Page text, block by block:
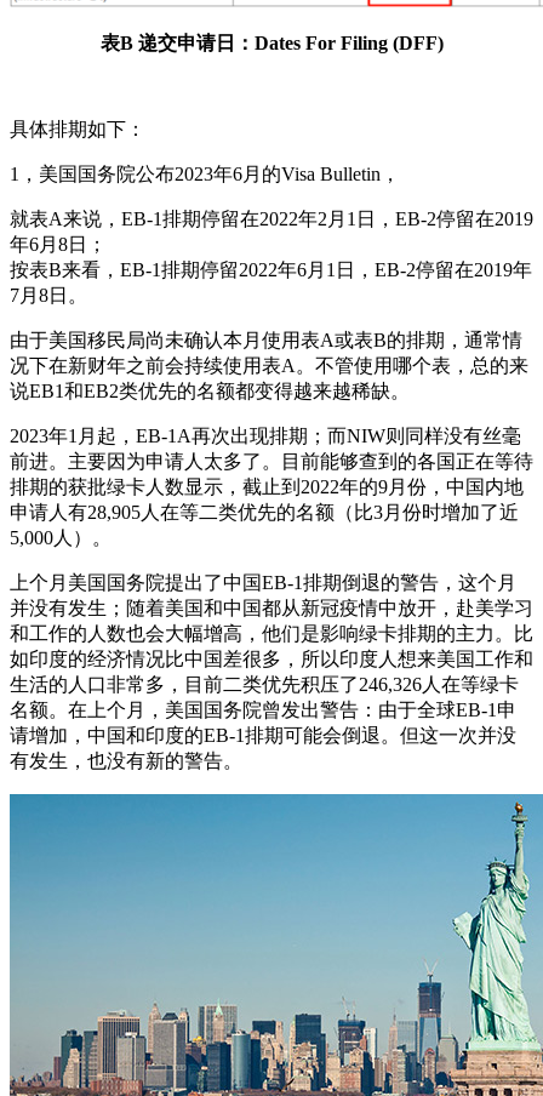
表B 递交申请日：Dates For Filing (DFF)
具体排期如下：
1，美国国务院公布2023年6月的Visa Bulletin，
就表A来说，EB-1排期停留在2022年2月1日，EB-2停留在2019
年6月8日；
按表B来看，EB-1排期停留2022年6月1日，EB-2停留在2019年
7月8日。
由于美国移民局尚未确认本月使用表A或表B的排期，通常情
况下在新财年之前会持续使用表A。不管使用哪个表，总的来
说EB1和EB2类优先的名额都变得越来越稀缺。
2023年1月起，EB-1A再次出现排期；而NIW则同样没有丝毫
前进。主要因为申请人太多了。目前能够查到的各国正在等待
排期的获批绿卡人数显示，截止到2022年的9月份，中国内地
申请人有28,905人在等二类优先的名额（比3月份时增加了近
5,000人）。
上个月美国国务院提出了中国EB-1排期倒退的警告，这个月
并没有发生；随着美国和中国都从新冠疫情中放开，赴美学习
和工作的人数也会大幅增高，他们是影响绿卡排期的主力。比
如印度的经济情况比中国差很多，所以印度人想来美国工作和
生活的人口非常多，目前二类优先积压了246,326人在等绿卡
名额。在上个月，美国国务院曾发出警告：由于全球EB-1申
请增加，中国和印度的EB-1排期可能会倒退。但这一次并没
有发生，也没有新的警告。